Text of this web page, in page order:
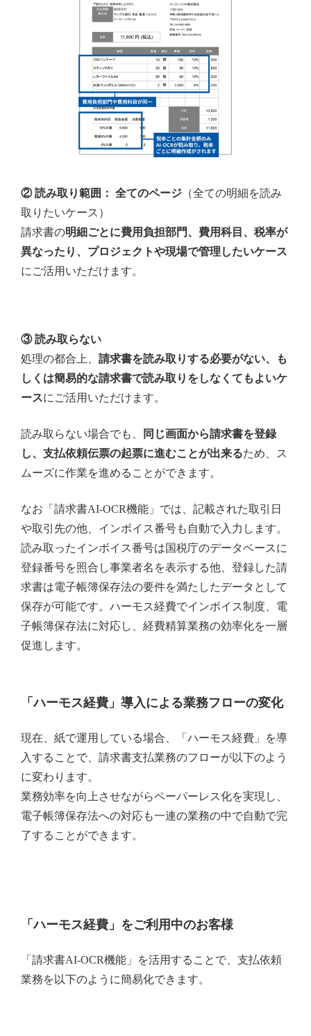
② 読み取り範囲： 全てのページ（全ての明細を読み
取りたいケース）
請求書の明細ごとに費用負担部門、費用科目、税率が
異なったり、プロジェクトや現場で管理したいケース
にご活用いただけます。
③ 読み取らない
処理の都合上、 請求書を読み取りする必要がない、も
しくは簡易的な請求書で読み取りをしなくてもよいケ
ースにご活用いただけます。
読み取らない場合でも、
同じ画面から請求書を登録
し、支払依頼伝票の起票に進むことが出来るため、ス
ムーズに作業を進めることができます。
なお「請求書AI-OCR機能」では、記載された取引日
や取引先の他、インボイス番号も自動で入力します。
読み取ったインボイス番号は国税庁のデータベースに
登録番号を照合し事業者名を表示する他、登録した請
求書は電子帳簿保存法の要件を満たしたデータとして
保存が可能です。ハーモス経費でインボイス制度、電
子帳簿保存法に対応し、経費精算業務の効率化を一層
促進します。
「ハーモス経費」導入による業務フローの変化
現在、紙で運用している場合、「ハーモス経費」を導
入することで、請求書支払業務のフローが以下のよう
に変わります。
業務効率を向上させながらペーパーレス化を実現し、
電子帳簿保存法への対応も一連の業務の中で自動で完
了することができます。
「ハーモス経費」をご利用中のお客様
「請求書AI-OCR機能」を活用することで、支払依頼
業務を以下のように簡易化できます。